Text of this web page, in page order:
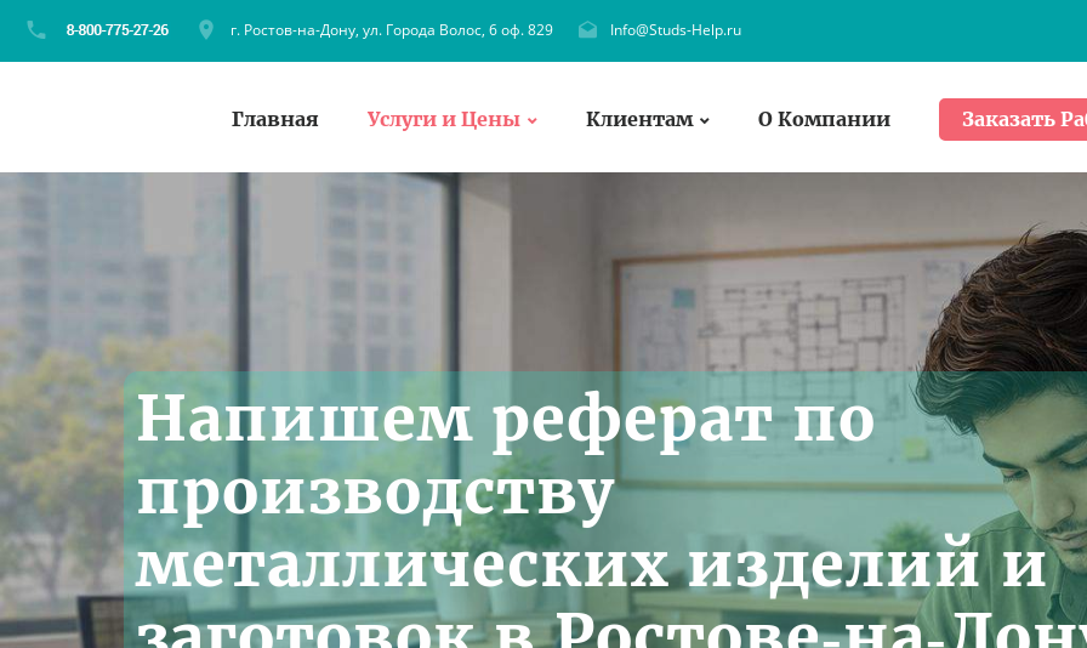
г. Ростов-на-Дону, ул. Города Волос, 6 оф. 829 Info@Studs-Help.ru
Главная Услуги и Цены Клиентам О Компании Заказать
Напишем реферат по
производству
металлических изделий и